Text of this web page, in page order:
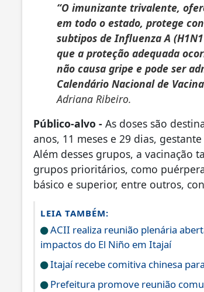
“O imunizante trivalente,
em todo o estado, protege
subtipos de Influenza A
que a proteção adequada
não causa gripe e pode ser
Calendário Nacional de
Adriana Ribeiro.
Público-alvo - As doses são
anos, 11 meses e 29 dias,
Além desses grupos, a vacinação
grupos prioritários, como
básico e superior, entre outros,
LEIA TAMBÉM:
ACII realiza reunião plenária
impactos do El Niño em Itajaí
Itajaí recebe comitiva chinesa
Prefeitura promove reunião